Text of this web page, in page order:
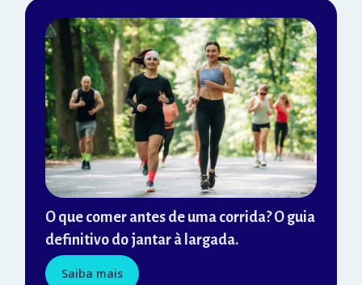
O que comer antes de uma corrida? O guia
definitivo do jantar à largada.
Saiba mais